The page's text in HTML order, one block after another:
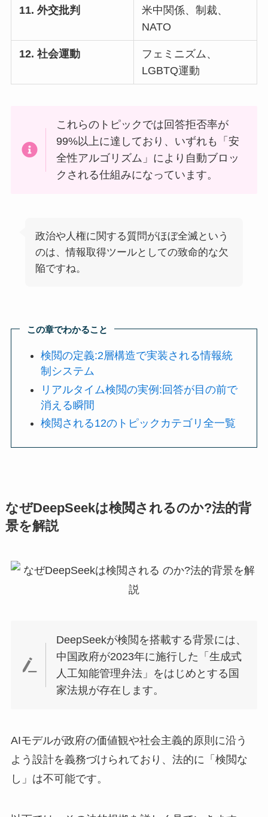
11. 外交批判
米中関係、制裁、
NATO
12. 社会運動
フェミニズム、
LGBTQ運動
これらのトピックでは回答拒否率が
99%以上に達しており、いずれも「安
全性アルゴリズム」により自動ブロッ
クされる仕組みになっています。
政治や人権に関する質問がほぼ全滅という
のは、情報取得ツールとしての致命的な欠
陥ですね。
この章でわかること
検閲の定義:2層構造で実装される情報統
制システム
リアルタイム検閲の実例:回答が目の前で
消える瞬間
検閲される12のトピックカテゴリ全一覧
なぜDeepSeekは検閲されるのか?法的背
景を解説
DeepSeekが検閲を搭載する背景には、
中国政府が2023年に施行した「生成式
人工知能管理弁法」をはじめとする国
家法規が存在します。
AIモデルが政府の価値観や社会主義的原則に沿う
よう設計を義務づけられており、法的に「検閲な
し」は不可能です。